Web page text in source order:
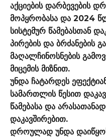
აქციების დარბევების
მოპყრობასა და 2024
სისტემურ წამებასთან
პირების და ბრძანების
მაღალჩინოსნების
მიცემის მიზნით.
უნდა ჩატარდეს
სამართლის წესით
წამებასა და
დაკავშირებით.
დროულად უნდა